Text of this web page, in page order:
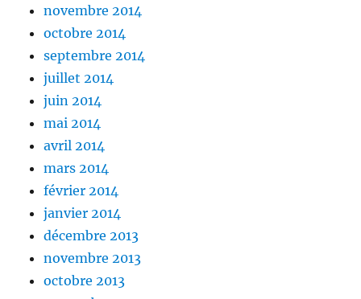
novembre 2014
octobre 2014
septembre 2014
juillet 2014
juin 2014
mai 2014
avril 2014
mars 2014
février 2014
janvier 2014
décembre 2013
novembre 2013
octobre 2013